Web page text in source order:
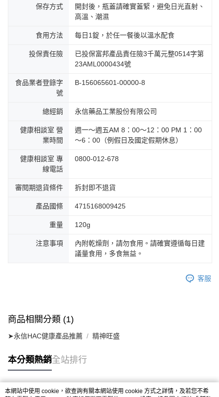
保存方式
開封後，瓶蓋請確實蓋緊，避免日光直射、
高溫、潮濕
食用方法 每日1錠，於任一餐後以溫水配食
投保責任險
已投保富邦產品責任險3千萬元整0514字第
23AML0000434號
食品業者登錄字
號
B-156065601-00000-8
總經銷 永信藥品工業股份有限公司
健康相談室 營
業時間
週一～週五AM 8：00～12：00 PM 1：00
～6：00（例假日及國定假期休息）
健康相談室 專
線電話
0800-012-678
審閱期退貨條件 拆封即不退貨
產品國條 4715168009425
重量 120g
注意事項
內附乾燥劑，請勿食用。請確實遵循每日建
議量食用，多食無益。
客服
商品相關分類 (1)
➤永信HAC健康產品推薦 精神旺盛
本分類熱銷全站排行
本網站中使用 cookie，欲查詢有關本網站使用 cookie 方式之詳情，及若您不希